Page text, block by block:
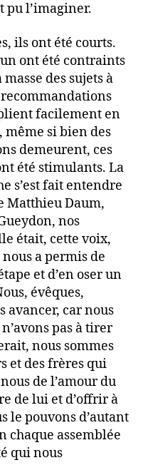
pu l’imaginer.
ils ont été courts.
ont été contraints
des sujets à
facilement en
même si bien des
demeurent, ces
été stimulants. La
s’est fait entendre
Matthieu Daum,
nos
était, cette voix,
a permis de
et d’en oser un
évêques,
avancer, car nous
pas à tirer
nous sommes
et des frères qui
de l’amour du
de lui et d’offrir à
le pouvons d’autant
chaque assemblée
qui nous